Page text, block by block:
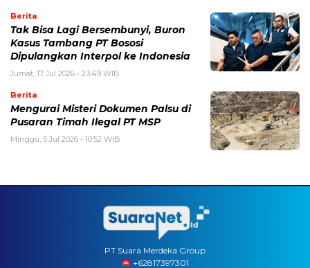
Berita
Tak Bisa Lagi Bersembunyi, Buron
Kasus Tambang PT Bososi
Dipulangkan Interpol ke Indonesia
Jumat, 17 Jul 2026 - 23:49 WIB
Berita
Mengurai Misteri Dokumen Palsu di
Pusaran Timah Ilegal PT MSP
Minggu, 5 Jul 2026 - 10:52 WIB
PT Suara Merdeka Group
‪+62817397301